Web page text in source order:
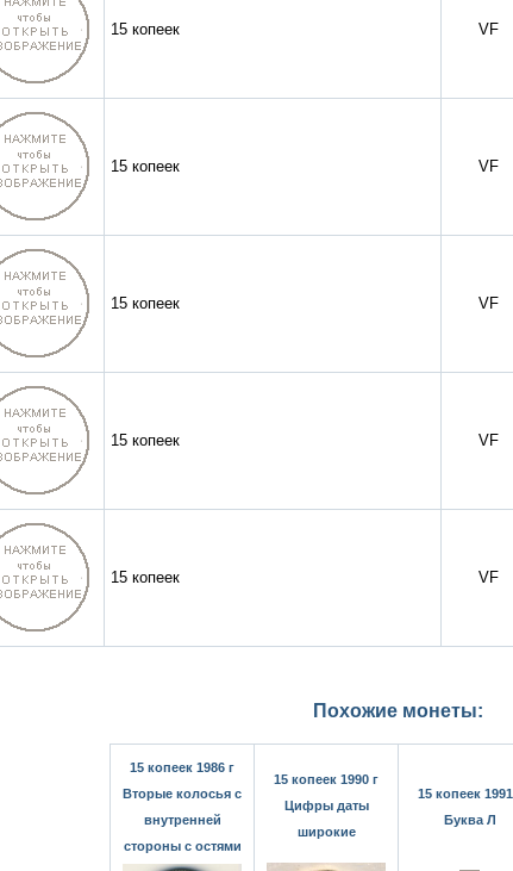
15 копеек VF
15 копеек VF
15 копеек VF
15 копеек VF
15 копеек VF
Похожие монеты:
15 копеек 1986 г
Вторые колосья с
внутренней
стороны с остями
15 копеек 1990 г
Цифры даты
широкие
15 копеек
Буква Л